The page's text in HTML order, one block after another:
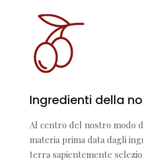
Ingredienti della
Al centro del nostro modo
materia prima data dagli
terra sapientemente